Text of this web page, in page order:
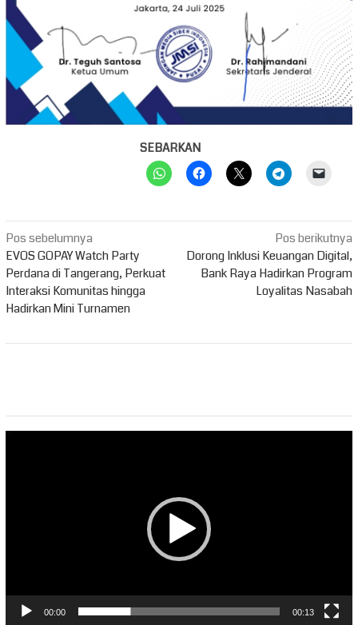
SEBARKAN
Navigasi
pos
Pos sebelumnya
EVOS GOPAY Watch Party
Perdana di Tangerang, Perkuat
Interaksi Komunitas hingga
Hadirkan Mini Turnamen
Pos berikutnya
Dorong Inklusi Keuangan Digital,
Bank Raya Hadirkan Program
Loyalitas Nasabah
00:00 00:13